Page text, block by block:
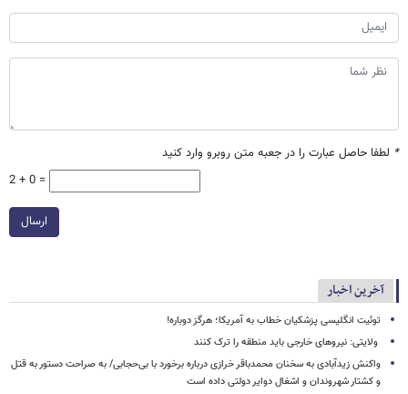
* لطفا حاصل عبارت را در جعبه متن روبرو وارد کنید
2 + 0 =
ارسال
آخرین اخبار
توئیت انگلیسی پزشکیان خطاب به آمریکا؛ هرگز دوباره!
ولایتی: نیروهای خارجی باید منطقه را ترک کنند
واکنش زیدآبادی به سخنان محمدباقر خرازی درباره برخورد با بی‌حجابی/ به صراحت دستور به قتل
و کشتار شهروندان و اشغال دوایر دولتی داده است